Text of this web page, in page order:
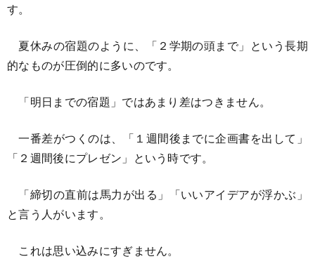
す。
夏休みの宿題のように、「２学期の頭まで」という長期
的なものが圧倒的に多いのです。
「明日までの宿題」ではあまり差はつきません。
一番差がつくのは、「１週間後までに企画書を出して」
「２週間後にプレゼン」という時です。
「締切の直前は馬力が出る」「いいアイデアが浮かぶ」
と言う人がいます。
これは思い込みにすぎません。